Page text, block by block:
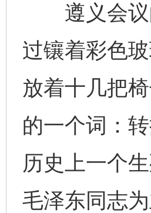
遵义会议
过镶着彩色
放着十几把
的一个词：
历史上一个
毛泽东同志